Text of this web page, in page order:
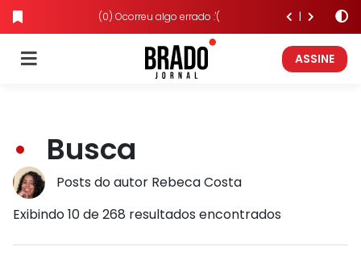
(0) Ocorreu algo errado :'(
ASSINE
Busca
Posts do autor Rebeca Costa
Exibindo 10 de 268 resultados encontrados